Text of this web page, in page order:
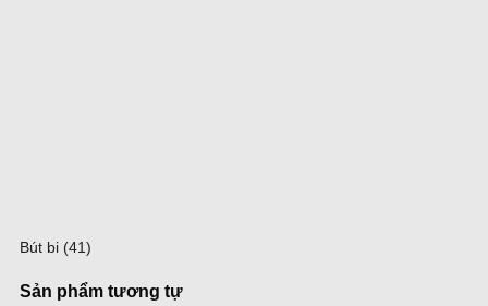
Bút bi (41)
Sản phẩm tương tự